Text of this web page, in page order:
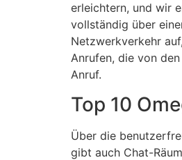
erleichtern, und wir
vollständig über
Netzwerkverkehr
Anrufen, die von
Anruf.
Top 10
Über die
gibt auch Chat-